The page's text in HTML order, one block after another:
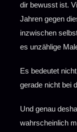
◆
3
zu
dir bewusst ist.
Jahren gegen
inzwischen
es unzählige
Es bedeutet
gerade nicht bei
Und genau
wahrscheinlich